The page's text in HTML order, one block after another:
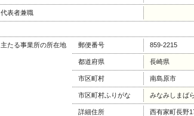
代表者兼職
主たる事業所の所在地 郵便番号 859-2215
都道府県 長崎県
市区町村 南島原市
市区町村ふりがな みなみしまば
詳細住所 西有家町長野